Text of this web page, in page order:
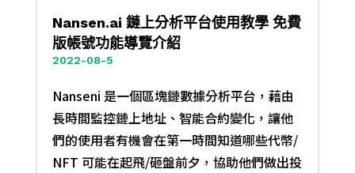
Nansen.ai 鏈上分析平台使用教學 免費
版帳號功能導覽介紹
2022-08-5
Nanseni 是一個區塊鏈數據分析平台，藉由
長時間監控鏈上地址、智能合約變化，讓他
們的使用者有機會在第一時間知道哪些代幣/
NFT 可能在起飛/砸盤前夕，協助他們做出投